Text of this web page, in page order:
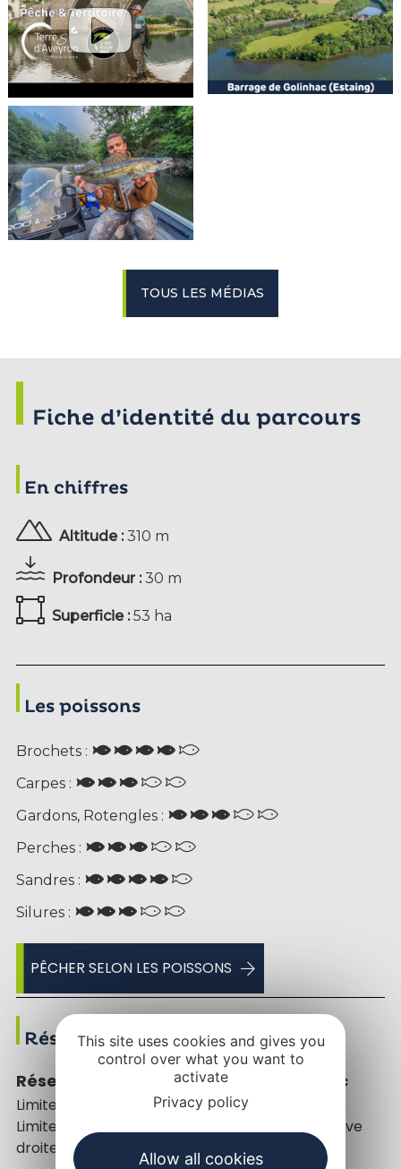
TOUS LES MÉDIAS
Fiche d’identité du parcours
En chiffres
Altitude :310 m
Profondeur :30 m
Superficie :53 ha
Les poissons
Brochets :
Carpes :
Gardons, Rotengles :
Perches :
Sandres :
Silures :
PÊCHER SELON LES POISSONS
Réserves de pêche
Réserve temporaire du lac de Golinhac
Limite amont : Pont d’Estaing.
Limite aval : au droit du ruisseau d’Estressous (rive
droite)
This site uses cookies and gives you
control over what you want to
activate
Privacy policy
Allow all cookies